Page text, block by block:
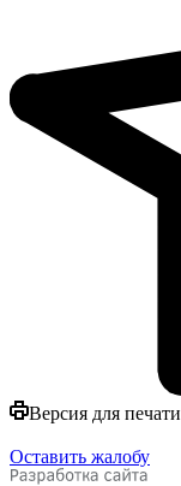
Версия для печати
Оставить жалобу